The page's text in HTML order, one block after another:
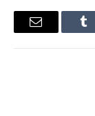
Tumblr
البريد